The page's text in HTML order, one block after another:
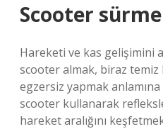
Scooter
Hareketi ve kas gelişimini
scooter almak, biraz temiz
egzersiz yapmak
scooter kullanarak
hareket aralığını